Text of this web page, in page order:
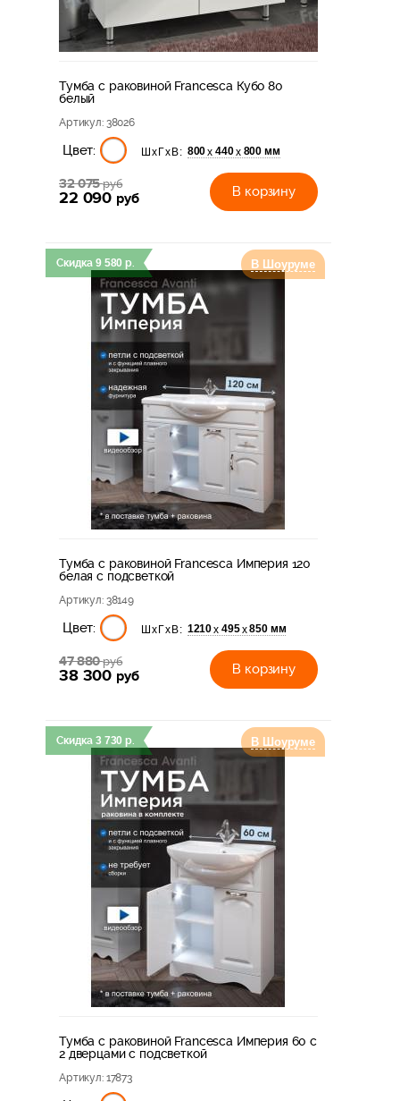
Тумба с раковиной Francesca Кубо 80
белый
Артикул: 38026
Цвет: ШхГхВ: 800х 440х 800 мм
32 075руб
22 090 руб В корзину
Скидка 9 580 р. В Шоуруме
Тумба с раковиной Francesca Империя 120
белая с подсветкой
Артикул: 38149
Цвет: ШхГхВ: 1210х 495х 850 мм
47 880руб
38 300 руб В корзину
Скидка 3 730 р. В Шоуруме
Тумба с раковиной Francesca Империя 60 с
2 дверцами с подсветкой
Артикул: 17873